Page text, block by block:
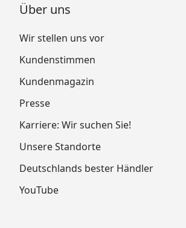
Über uns
Wir stellen uns vor
Kundenstimmen
Kundenmagazin
Presse
Karriere: Wir suchen Sie!
Unsere Standorte
Deutschlands bester Händler
YouTube